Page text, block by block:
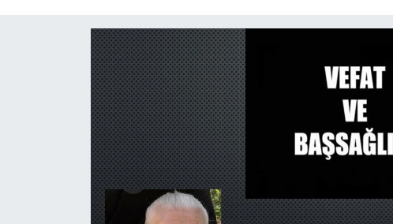
EKONOMİ
SAĞLIK
EĞİTİM
TARIM VE HAYVANCILIK
KÜLTÜR SANAT